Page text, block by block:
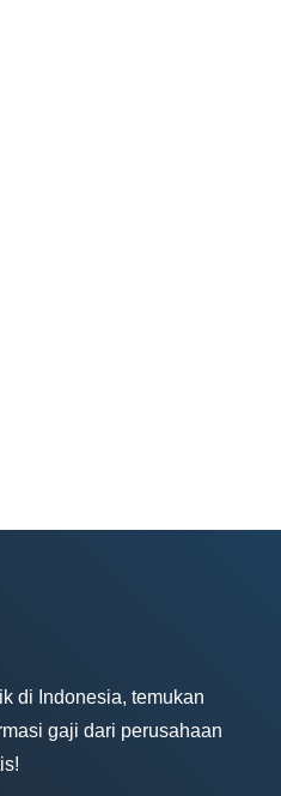
di Indonesia, temukan
gaji dari perusahaan